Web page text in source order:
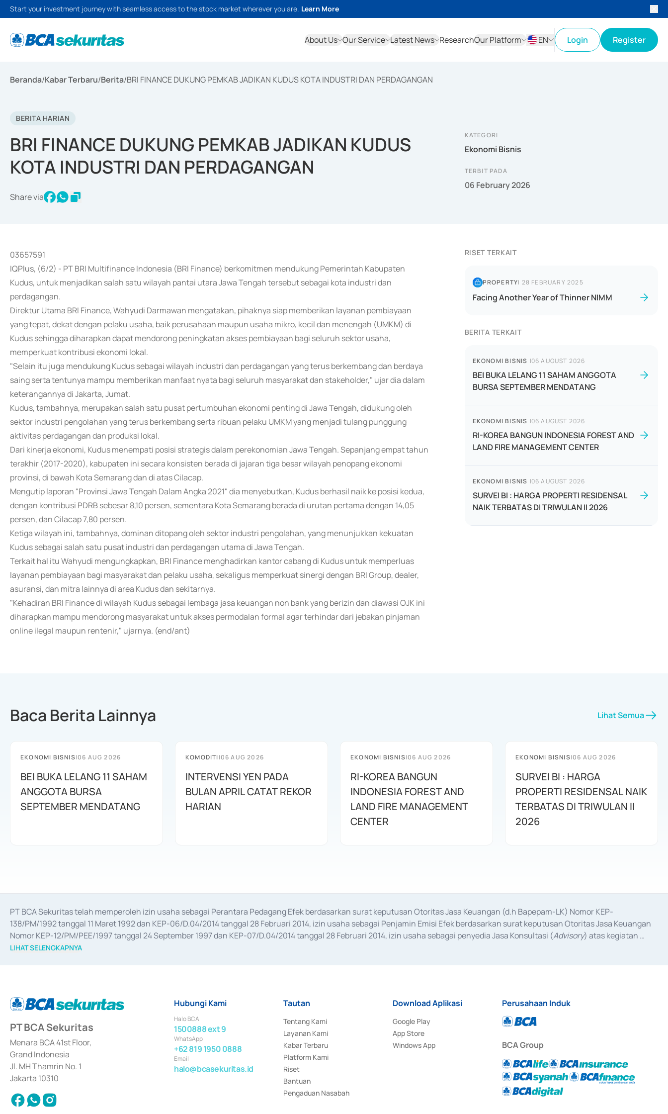
Start your investment journey with seamless access to the stock market wherever you are. Learn More
About Us Our Service Latest News ResearchOur Platform
EN
Login Register
Beranda/Kabar Terbaru/Berita/BRI FINANCE DUKUNG PEMKAB JADIKAN KUDUS KOTA INDUSTRI DAN PERDAGANGAN
BERITA HARIAN
BRI FINANCE DUKUNG PEMKAB JADIKAN KUDUS
KOTA INDUSTRI DAN PERDAGANGAN
Share via
KATEGORI
Ekonomi Bisnis
TERBIT PADA
06 February 2026
03657591
IQPlus, (6/2) - PT BRI Multifinance Indonesia (BRI Finance) berkomitmen mendukung Pemerintah Kabupaten
Kudus, untuk menjadikan salah satu wilayah pantai utara Jawa Tengah tersebut sebagai kota industri dan
perdagangan.
Direktur Utama BRI Finance, Wahyudi Darmawan mengatakan, pihaknya siap memberikan layanan pembiayaan
yang tepat, dekat dengan pelaku usaha, baik perusahaan maupun usaha mikro, kecil dan menengah (UMKM) di
Kudus sehingga diharapkan dapat mendorong peningkatan akses pembiayaan bagi seluruh sektor usaha,
memperkuat kontribusi ekonomi lokal.
"Selain itu juga mendukung Kudus sebagai wilayah industri dan perdagangan yang terus berkembang dan berdaya
saing serta tentunya mampu memberikan manfaat nyata bagi seluruh masyarakat dan stakeholder," ujar dia dalam
keterangannya di Jakarta, Jumat.
Kudus, tambahnya, merupakan salah satu pusat pertumbuhan ekonomi penting di Jawa Tengah, didukung oleh
sektor industri pengolahan yang terus berkembang serta ribuan pelaku UMKM yang menjadi tulang punggung
aktivitas perdagangan dan produksi lokal.
Dari kinerja ekonomi, Kudus menempati posisi strategis dalam perekonomian Jawa Tengah. Sepanjang empat tahun
terakhir (2017-2020), kabupaten ini secara konsisten berada di jajaran tiga besar wilayah penopang ekonomi
provinsi, di bawah Kota Semarang dan di atas Cilacap.
Mengutip laporan "Provinsi Jawa Tengah Dalam Angka 2021" dia menyebutkan, Kudus berhasil naik ke posisi kedua,
dengan kontribusi PDRB sebesar 8,10 persen, sementara Kota Semarang berada di urutan pertama dengan 14,05
persen, dan Cilacap 7,80 persen.
Ketiga wilayah ini, tambahnya, dominan ditopang oleh sektor industri pengolahan, yang menunjukkan kekuatan
Kudus sebagai salah satu pusat industri dan perdagangan utama di Jawa Tengah.
Terkait hal itu Wahyudi mengungkapkan, BRI Finance menghadirkan kantor cabang di Kudus untuk memperluas
layanan pembiayaan bagi masyarakat dan pelaku usaha, sekaligus memperkuat sinergi dengan BRI Group, dealer,
asuransi, dan mitra lainnya di area Kudus dan sekitarnya.
"Kehadiran BRI Finance di wilayah Kudus sebagai lembaga jasa keuangan non bank yang berizin dan diawasi OJK ini
diharapkan mampu mendorong masyarakat untuk akses permodalan formal agar terhindar dari jebakan pinjaman
online ilegal maupun rentenir," ujarnya. (end/ant)
RISET TERKAIT
PROPERTY| 28 FEBRUARY 2025
Facing Another Year of Thinner NIMM
BERITA TERKAIT
EKONOMI BISNIS |06 AUGUST 2026
BEI BUKA LELANG 11 SAHAM ANGGOTA
BURSA SEPTEMBER MENDATANG
EKONOMI BISNIS |06 AUGUST 2026
RI-KOREA BANGUN INDONESIA FOREST AND
LAND FIRE MANAGEMENT CENTER
EKONOMI BISNIS |06 AUGUST 2026
SURVEI BI : HARGA PROPERTI RESIDENSAL
NAIK TERBATAS DI TRIWULAN II 2026
Baca Berita Lainnya Lihat Semua
EKONOMI BISNIS|06 AUG 2026
BEI BUKA LELANG 11 SAHAM
ANGGOTA BURSA
SEPTEMBER MENDATANG
KOMODITI|06 AUG 2026
INTERVENSI YEN PADA
BULAN APRIL CATAT REKOR
HARIAN
EKONOMI BISNIS|06 AUG 2026
RI-KOREA BANGUN
INDONESIA FOREST AND
LAND FIRE MANAGEMENT
CENTER
EKONOMI BISNIS|06 AUG 2026
SURVEI BI : HARGA
PROPERTI RESIDENSAL NAIK
TERBATAS DI TRIWULAN II
2026
PT BCA Sekuritas telah memperoleh izin usaha sebagai Perantara Pedagang Efek berdasarkan surat keputusan Otoritas Jasa Keuangan (d.h Bapepam-LK) Nomor KEP-
138/PM/1992 tanggal 11 Maret 1992 dan KEP-06/D.04/2014 tanggal 28 Februari 2014, izin usaha sebagai Penjamin Emisi Efek berdasarkan surat keputusan Otoritas Jasa Keuangan
Nomor KEP-12/PM/PEE/1997 tanggal 24 September 1997 dan KEP-07/D.04/2014 tanggal 28 Februari 2014, izin usaha sebagai penyedia Jasa Konsultasi (Advisory) atas kegiatan
merger, akuisisi, divestasi, dan
LIHAT SELENGKAPNYA
PT BCA Sekuritas
Menara BCA 41st Floor,
Grand Indonesia
Jl. MH Thamrin No. 1
Jakarta 10310
Hubungi Kami
Halo BCA
1500888 ext 9
WhatsApp
+62 819 1950 0888
Email
halo@bcasekuritas.id
Tautan
Tentang Kami
Layanan Kami
Kabar Terbaru
Platform Kami
Riset
Bantuan
Pengaduan Nasabah
Download Aplikasi
Google Play
App Store
Windows App
Perusahaan Induk
BCA Group